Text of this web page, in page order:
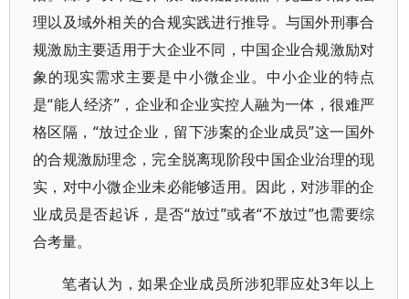
理以及域外相关的合规实践进行推导。与国外刑事合
规激励主要适用于大企业不同，中国企业合规激励对
象的现实需求主要是中小微企业。中小企业的特点
是“能人经济”，企业和企业实控人融为一体，很难严
格区隔，“放过企业，留下涉案的企业成员”这一国外
的合规激励理念，完全脱离现阶段中国企业治理的现
实，对中小微企业未必能够适用。因此，对涉罪的企
业成员是否起诉，是否“放过”或者“不放过”也需要综
合考量。
笔者认为，如果企业成员所涉犯罪应处3年以上